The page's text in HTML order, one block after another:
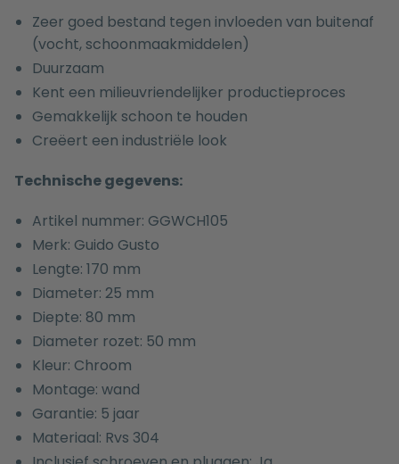
Zeer goed bestand tegen invloeden van buitenaf
(vocht, schoonmaakmiddelen)
Duurzaam
Kent een milieuvriendelijker productieproces
Gemakkelijk schoon te houden
Creëert een industriële look
Technische gegevens:
Artikel nummer: GGWCH105
Merk: Guido Gusto
Lengte: 170 mm
Diameter: 25 mm
Diepte: 80 mm
Diameter rozet: 50 mm
Kleur: Chroom
Montage: wand
Garantie: 5 jaar
Materiaal: Rvs 304